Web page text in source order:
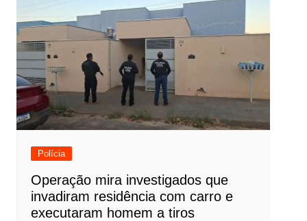
Polícia
Operação mira investigados que
invadiram residência com carro e
executaram homem a tiros